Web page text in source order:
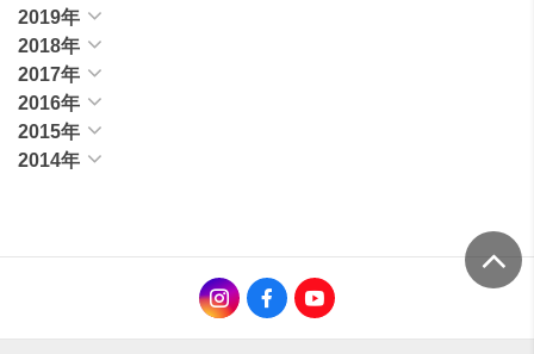
2019年
2018年
2017年
2016年
2015年
2014年